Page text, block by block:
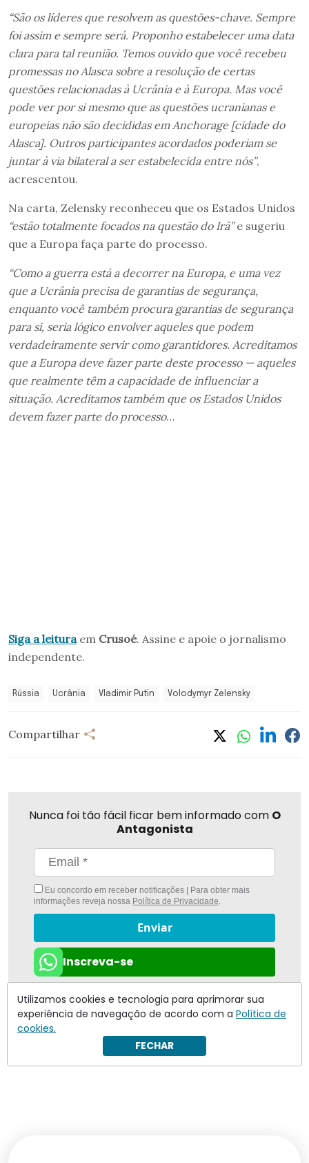
“São os líderes que resolvem as questões-chave. Sempre
foi assim e sempre será. Proponho estabelecer uma data
clara para tal reunião. Temos ouvido que você recebeu
promessas no Alasca sobre a resolução de certas
questões relacionadas à Ucrânia e à Europa. Mas você
pode ver por si mesmo que as questões ucranianas e
europeias não são decididas em Anchorage [cidade do
Alasca]. Outros participantes acordados poderiam se
juntar à via bilateral a ser estabelecida entre nós”,
acrescentou.
Na carta, Zelensky reconheceu que os Estados Unidos
“estão totalmente focados na questão do Irã”e sugeriu
que a Europa faça parte do processo.
“Como a guerra está a decorrer na Europa, e uma vez
que a Ucrânia precisa de garantias de segurança,
enquanto você também procura garantias de segurança
para si, seria lógico envolver aqueles que podem
verdadeiramente servir como garantidores. Acreditamos
que a Europa deve fazer parte deste processo — aqueles
que realmente têm a capacidade de influenciar a
situação. Acreditamos também que os Estados Unidos
devem fazer parte do processo…
Siga a leituraem Crusoé. Assine e apoie o jornalismo
independente.
Rússia Ucrânia Vladimir Putin Volodymyr Zelensky
Compartilhar
Nunca foi tão fácil ficar bem informado com O
Antagonista
Eu concordo em receber notificações | Para obter mais
informações reveja nossa Política de Privacidade.
Enviar
Inscreva-se
Utilizamos cookies e tecnologia para aprimorar sua
experiência de navegação de acordo com a Política de
cookies.
FECHAR